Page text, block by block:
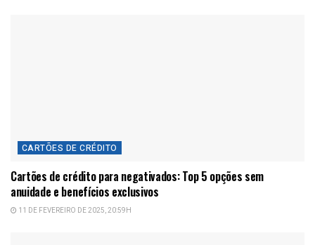
CARTÕES DE CRÉDITO
Cartões de crédito para negativados: Top 5 opções sem
anuidade e benefícios exclusivos
11 DE FEVEREIRO DE 2025, 20:59H